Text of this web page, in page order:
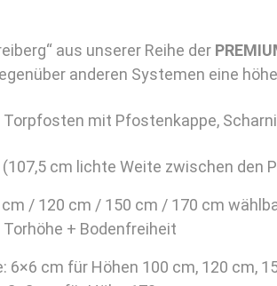
aus unserer Reihe der
anderen Systemen eine
Torpfosten mit Pfostenkappe,
cm lichte Weite zwischen den
cm / 120 cm / 150 cm / 170 cm
Torhöhe + Bodenfreiheit
6×6 cm für Höhen 100 cm, 120 cm,